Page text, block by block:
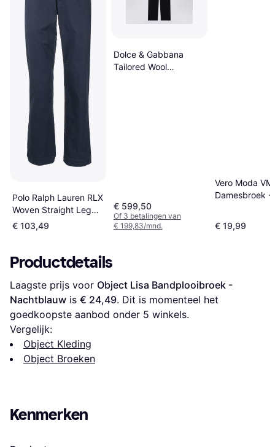
Polo Ralph Lauren RLX
Woven Straight Leg
Trousers - Blauw
€ 103,49
Dolce & Gabbana
Tailored Wool
€ 599,50
Of 3 betalingen van
€ 199,83/mnd.
Vero Moda
Damesbroek -
€ 19,99
Productdetails
Laagste prijs voor Object Lisa Bandplooibroek -
Nachtblauw is € 24,49. Dit is momenteel het
goedkoopste aanbod onder 5 winkels.
Vergelijk:
Object Kleding
Object Broeken
Kenmerken